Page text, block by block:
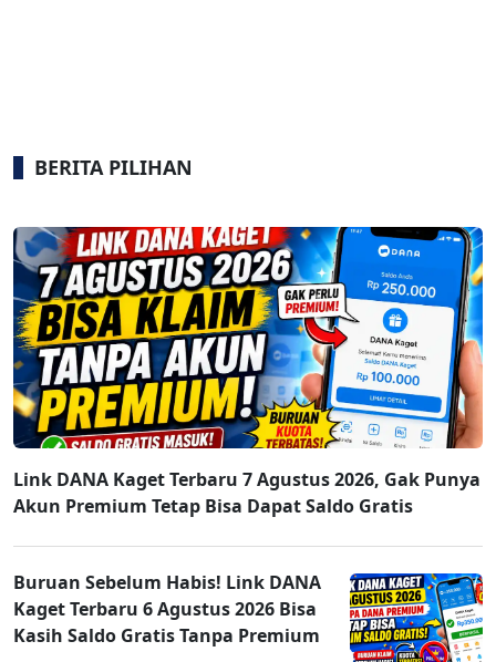
BERITA PILIHAN
Link DANA Kaget Terbaru 7 Agustus 2026, Gak Punya
Akun Premium Tetap Bisa Dapat Saldo Gratis
Buruan Sebelum Habis! Link DANA
Kaget Terbaru 6 Agustus 2026 Bisa
Kasih Saldo Gratis Tanpa Premium